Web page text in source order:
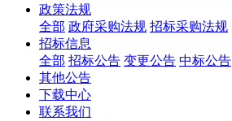
政策法规
全部 政府采购法规 招标采购法规
招标信息
全部 招标公告 变更公告 中标公告
其他公告
下载中心
联系我们